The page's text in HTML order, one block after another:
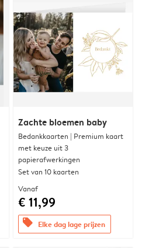
Zachte bloemen baby
Bedankkaarten | Premium kaart
met keuze uit 3
papierafwerkingen
Set van 10 kaarten
Vanaf
€ 11,99
offers Elke dag lage prijzen